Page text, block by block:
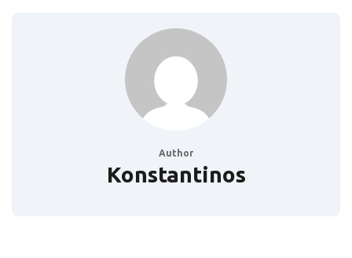
Author
Konstantinos